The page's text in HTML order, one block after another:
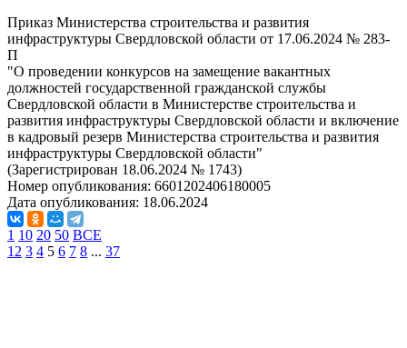
Приказ Министерства строительства и развития
инфраструктуры Свердловской области от 17.06.2024 № 283-
П
"О проведении конкурсов на замещение вакантных
должностей государственной гражданской службы
Свердловской области в Министерстве строительства и
развития инфраструктуры Свердловской области и включение
в кадровый резерв Министерства строительства и развития
инфраструктуры Свердловской области"
(Зарегистрирован 18.06.2024 № 1743)
Номер опубликования: 6601202406180005
Дата опубликования: 18.06.2024
1 10 20 50 ВСЕ
1 2 3 4 5 6 7 8 ... 37